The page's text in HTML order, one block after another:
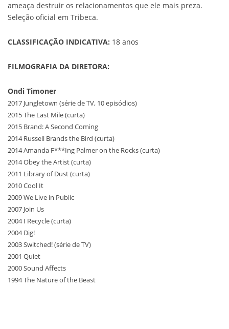
ameaça destruir os relacionamentos que ele mais preza.
Seleção oficial em Tribeca.
CLASSIFICAÇÃO INDICATIVA: 18 anos
FILMOGRAFIA DA DIRETORA:
Ondi Timoner
2017 Jungletown (série de TV, 10 episódios)
2015 The Last Mile (curta)
2015 Brand: A Second Coming
2014 Russell Brands the Bird (curta)
2014 Amanda F***Ing Palmer on the Rocks (curta)
2014 Obey the Artist (curta)
2011 Library of Dust (curta)
2010 Cool It
2009 We Live in Public
2007 Join Us
2004 I Recycle (curta)
2004 Dig!
2003 Switched! (série de TV)
2001 Quiet
2000 Sound Affects
1994 The Nature of the Beast